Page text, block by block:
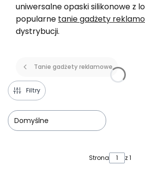
uniwersalne opaski silikonowe z
popularne tanie gadżety
dystrybucji.
Tanie gadżety reklamowe
Filtry
Domyślne
Strona z 1